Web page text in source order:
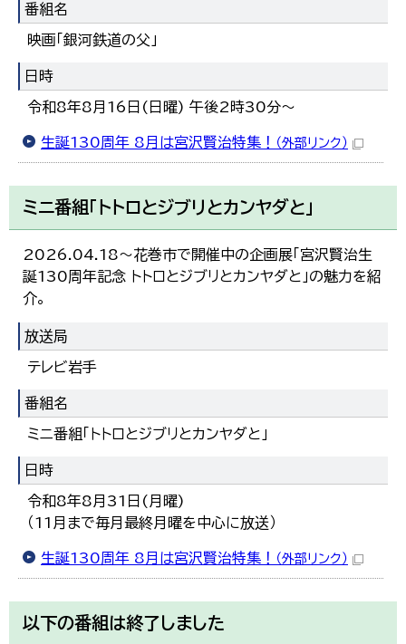
番組名
映画「銀河鉄道の父」
日時
令和8年8月16日(日曜) 午後2時30分～
生誕130周年 8月は宮沢賢治特集！ （外部リンク）
ミニ番組「トトロとジブリとカンヤダと」
2026.04.18～花巻市で開催中の企画展「宮沢賢治生
誕130周年記念 トトロとジブリとカンヤダと」の魅力を紹
介。
放送局
テレビ岩手
番組名
ミニ番組「トトロとジブリとカンヤダと」
日時
令和8年8月31日(月曜)
（11月まで毎月最終月曜を中心に放送）
生誕130周年 8月は宮沢賢治特集！ （外部リンク）
以下の番組は終了しました